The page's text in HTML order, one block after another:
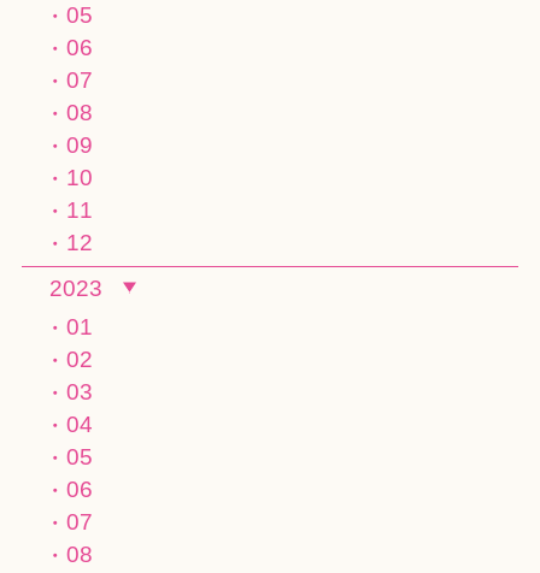
05
06
07
08
09
10
11
12
2023
01
02
03
04
05
06
07
08